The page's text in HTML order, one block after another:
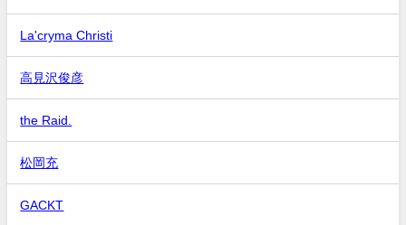
La'cryma Christi
高見沢俊彦
the Raid.
松岡充
GACKT